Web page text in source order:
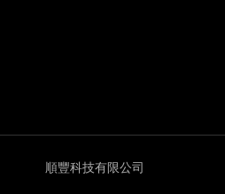
順豐科技有限公司